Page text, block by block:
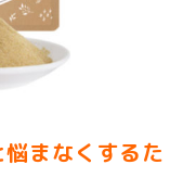
まなくするた